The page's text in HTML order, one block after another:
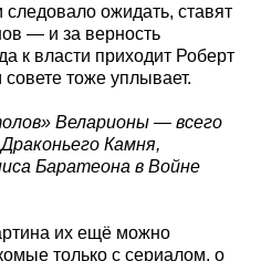
ожидать, ставят
— и за верность
к власти приходит Роберт
тоже уплывает.
Веларионы — всего
Камня,
Баратеона в Войне
их ещё можно
только с сериалом, о